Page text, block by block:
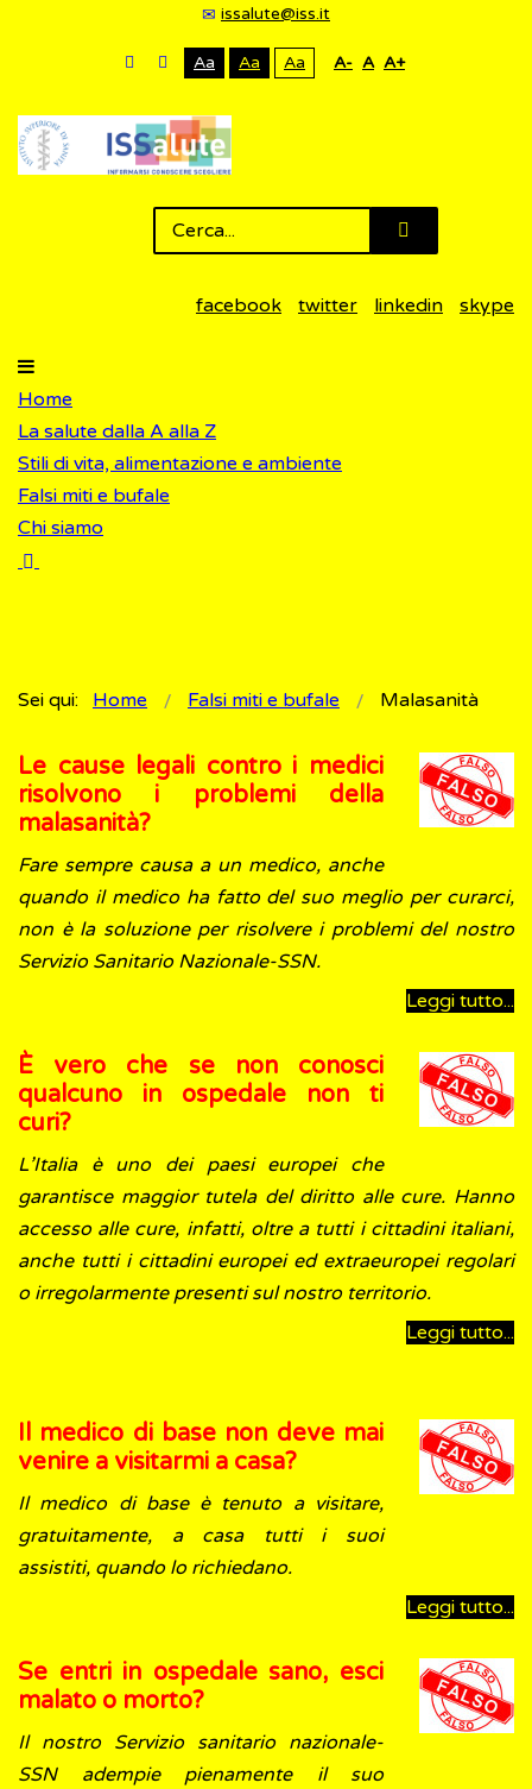
issalute@iss.it
Aa Aa Aa A- A A+
facebook twitter linkedin skype
Home
La salute dalla A alla Z
Stili di vita, alimentazione e ambiente
Falsi miti e bufale
Chi siamo
Sei qui: Home Falsi miti e bufale Malasanità
Le cause legali contro i medici
risolvono i problemi della
malasanità?
Fare sempre causa a un medico, anche
quando il medico ha fatto del suo meglio per curarci,
non è la soluzione per risolvere i problemi del nostro
Servizio Sanitario Nazionale-SSN.
Leggi tutto...
È vero che se non conosci
qualcuno in ospedale non ti
curi?
L’Italia è uno dei paesi europei che
garantisce maggior tutela del diritto alle cure. Hanno
accesso alle cure, infatti, oltre a tutti i cittadini italiani,
anche tutti i cittadini europei ed extraeuropei regolari
o irregolarmente presenti sul nostro territorio.
Leggi tutto...
Il medico di base non deve mai
venire a visitarmi a casa?
Il medico di base è tenuto a visitare,
gratuitamente, a casa tutti i suoi
assistiti, quando lo richiedano.
Leggi tutto...
Se entri in ospedale sano, esci
malato o morto?
Il nostro Servizio sanitario nazionale-
SSN adempie pienamente il suo